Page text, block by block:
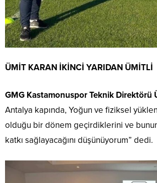
ÜMİT KARAN İKİNCİ YARIDAN ÜMİTLİ
GMG Kastamonuspor Teknik Direktörü
Antalya kapında, Yoğun ve fiziksel
olduğu bir dönem geçirdiklerini ve bunun
katkı sağlayacağını düşünüyorum” dedi.